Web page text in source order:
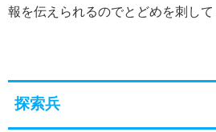
報を伝えられるのでとどめを刺して
探索兵